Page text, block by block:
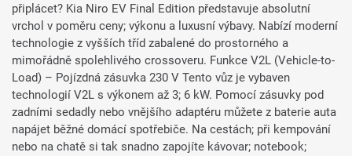
připlácet? Kia Niro EV Final Edition představuje absolutní
vrchol v poměru ceny; výkonu a luxusní výbavy. Nabízí moderní
technologie z vyšších tříd zabalené do prostorného a
mimořádně spolehlivého crossoveru. Funkce V2L (Vehicle-to-
Load) – Pojízdná zásuvka 230 V Tento vůz je vybaven
technologií V2L s výkonem až 3; 6 kW. Pomocí zásuvky pod
zadními sedadly nebo vnějšího adaptéru můžete z baterie auta
napájet běžné domácí spotřebiče. Na cestách; při kempování
nebo na chatě si tak snadno zapojíte kávovar; notebook;